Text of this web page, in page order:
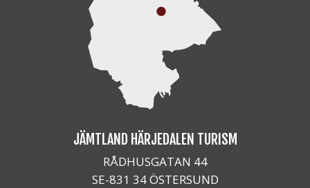
JÄMTLAND HÄRJEDALEN TURISM
RÅDHUSGATAN 44
SE-831 34 ÖSTERSUND